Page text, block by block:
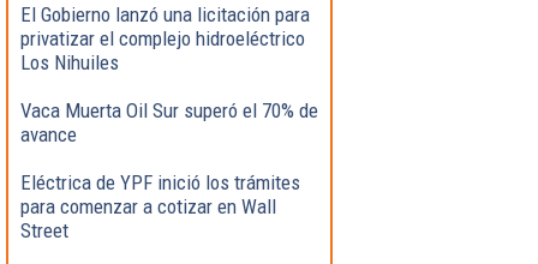
El Gobierno lanzó una licitación para
privatizar el complejo hidroeléctrico
Los Nihuiles
Vaca Muerta Oil Sur superó el 70% de
avance
Eléctrica de YPF inició los trámites
para comenzar a cotizar en Wall
Street